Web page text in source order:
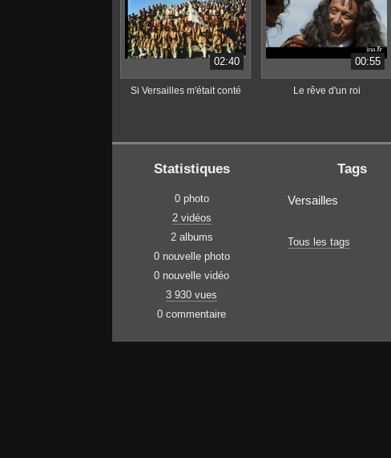
02:40
Si Versailles m'était conté
00:55
Le rêve d'un roi
Statistiques
0 photo
2 vidéos
2 albums
0 nouvelle photo
0 nouvelle vidéo
3 930 vues
0 commentaire
Tags
Versailles
Tous les tags